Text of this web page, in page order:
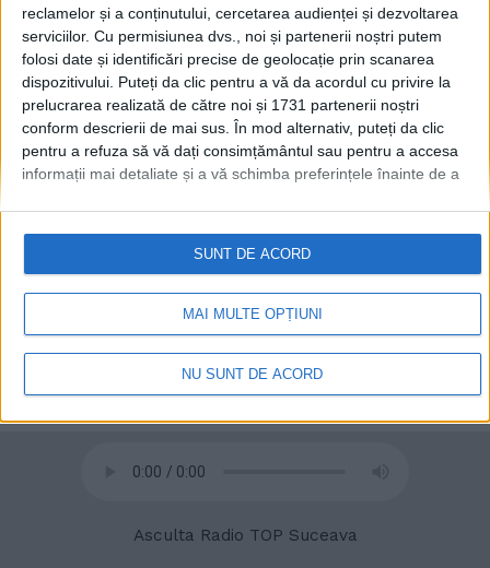
reclamelor și a conținutului, cercetarea audienței și dezvoltarea
serviciilor. Cu permisiunea dvs., noi și partenerii noștri putem
folosi date și identificări precise de geolocație prin scanarea
dispozitivului. Puteți da clic pentru a vă da acordul cu privire la
prelucrarea realizată de către noi și 1731 partenerii noștri
conform descrierii de mai sus. În mod alternativ, puteți da clic
pentru a refuza să vă dați consimțământul sau pentru a accesa
informații mai detaliate și a vă schimba preferințele înainte de a
retrageți consimțământul în orice moment, revenind la acest site
și făcând clic pe butonul "Confidențialitate" din partea de jos a
paginii web.
MAI MULTE OPȚIUNI
NU SUNT DE ACORD
SUNT DE ACORD
© 2020Radio TOP Suceava 104 FM
Asculta Radio TOP Suceava